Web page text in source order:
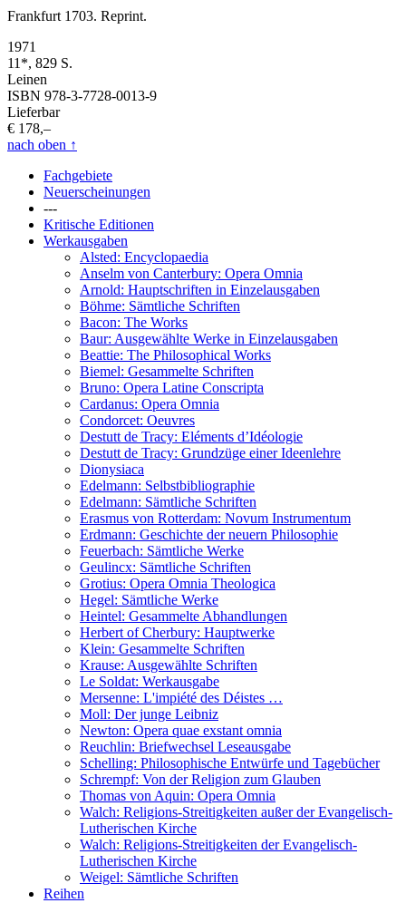
Frankfurt 1703. Reprint.
1971
11*, 829 S.
Leinen
ISBN 978-3-7728-0013-9
Lieferbar
€ 178,–
nach oben ↑
Fachgebiete
Neuerscheinungen
---
Kritische Editionen
Werkausgaben
Alsted: Encyclopaedia
Anselm von Canterbury: Opera Omnia
Arnold: Hauptschriften in Einzelausgaben
Böhme: Sämtliche Schriften
Bacon: The Works
Baur: Ausgewählte Werke in Einzelausgaben
Beattie: The Philosophical Works
Biemel: Gesammelte Schriften
Bruno: Opera Latine Conscripta
Cardanus: Opera Omnia
Condorcet: Oeuvres
Destutt de Tracy: Eléments d’Idéologie
Destutt de Tracy: Grundzüge einer Ideenlehre
Dionysiaca
Edelmann: Selbstbibliographie
Edelmann: Sämtliche Schriften
Erasmus von Rotterdam: Novum Instrumentum
Erdmann: Geschichte der neuern Philosophie
Feuerbach: Sämtliche Werke
Geulincx: Sämtliche Schriften
Grotius: Opera Omnia Theologica
Hegel: Sämtliche Werke
Heintel: Gesammelte Abhandlungen
Herbert of Cherbury: Hauptwerke
Klein: Gesammelte Schriften
Krause: Ausgewählte Schriften
Le Soldat: Werkausgabe
Mersenne: L'impiété des Déistes …
Moll: Der junge Leibniz
Newton: Opera quae exstant omnia
Reuchlin: Briefwechsel Leseausgabe
Schelling: Philosophische Entwürfe und Tagebücher
Schrempf: Von der Religion zum Glauben
Thomas von Aquin: Opera Omnia
Walch: Religions-Streitigkeiten außer der Evangelisch-
Lutherischen Kirche
Walch: Religions-Streitigkeiten der Evangelisch-
Lutherischen Kirche
Weigel: Sämtliche Schriften
Reihen